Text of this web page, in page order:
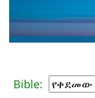
Bible: